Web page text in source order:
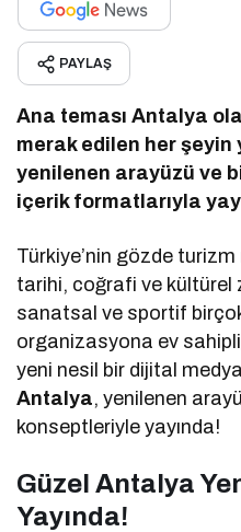
PAYLAŞ
Ana teması Antalya
merak edilen her şeyin
yenilenen arayüzü ve
içerik formatlarıyla
Türkiye’nin gözde
tarihi, coğrafi ve kültürel
sanatsal ve sportif
organizasyona ev
yeni nesil bir dijital
Antalya, yenilenen
konseptleriyle yayında!
Güzel Antalya
Yayında!